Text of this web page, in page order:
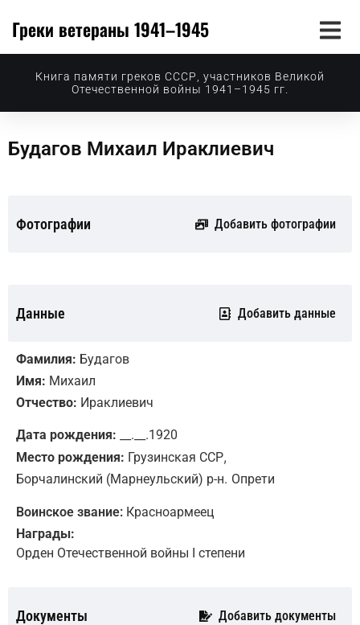
Греки ветераны 1941–1945
Книга памяти греков СССР, участников Великой
Отечественной войны 1941–1945 гг.
Будагов Михаил Ираклиевич
Фотографии Добавить фотографии
Данные Добавить данные
Фамилия: Будагов
Имя: Михаил
Отчество: Ираклиевич
Дата рождения: __.__.1920
Место рождения: Грузинская ССР,
Борчалинский (Марнеульский) р-н. Опрети
Воинское звание: Красноармеец
Награды:
Орден Отечественной войны I степени
Документы Добавить документы